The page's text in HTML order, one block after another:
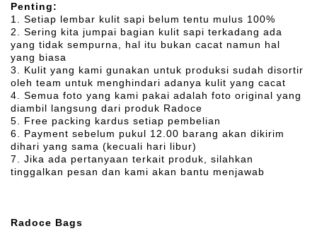
Penting:
1. Setiap lembar kulit sapi belum tentu mulus 100%
2. Sering kita jumpai bagian kulit sapi terkadang ada
yang tidak sempurna, hal itu bukan cacat namun hal
yang biasa
3. Kulit yang kami gunakan untuk produksi sudah disortir
oleh team untuk menghindari adanya kulit yang cacat
4. Semua foto yang kami pakai adalah foto original yang
diambil langsung dari produk Radoce
5. Free packing kardus setiap pembelian
6. Payment sebelum pukul 12.00 barang akan dikirim
dihari yang sama (kecuali hari libur)
7. Jika ada pertanyaan terkait produk, silahkan
tinggalkan pesan dan kami akan bantu menjawab
Radoce Bags